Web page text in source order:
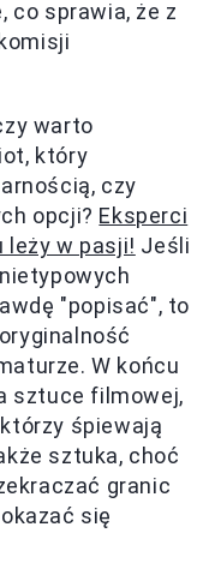
co sprawia, że z
warto
który
czy
opcji? Eksperci
leży w pasji! Jeśli
"popisać", to
W końcu
sztuce filmowej,
śpiewają
sztuka, choć
granic
się